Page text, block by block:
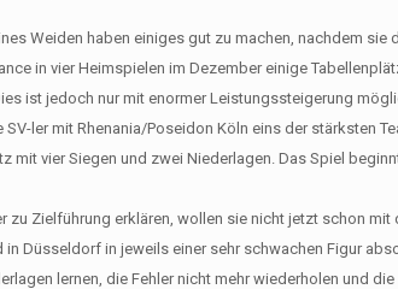
Weiden haben einiges gut zu machen, nachdem sie
in vier Heimspielen im Dezember einige
ist jedoch nur mit enormer Leistungssteigerung
ler mit Rhenania/Poseidon Köln eins der stärksten
mit vier Siegen und zwei Niederlagen. Das Spiel
Zielführung erklären, wollen sie nicht jetzt schon
in Düsseldorf in jeweils einer sehr schwachen Figur
lernen, die Fehler nicht mehr wiederholen und